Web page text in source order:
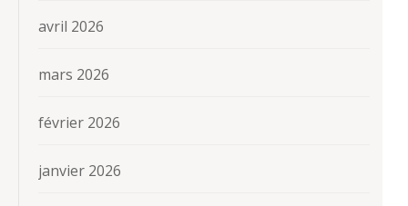
avril 2026
mars 2026
février 2026
janvier 2026